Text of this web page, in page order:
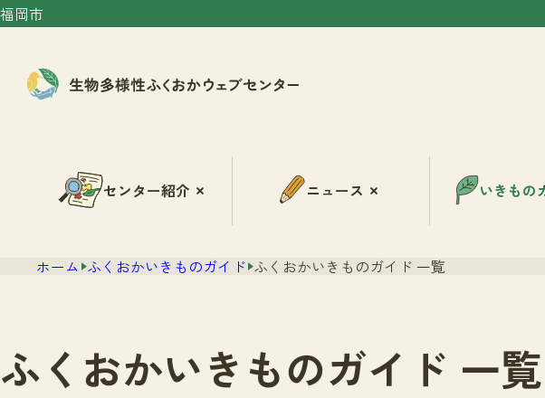
福岡市
センター紹介 ニュース いきもの
ホーム ふくおかいきものガイド ふくおかいきものガイド 一覧
ふくおかいきものガイド 一覧